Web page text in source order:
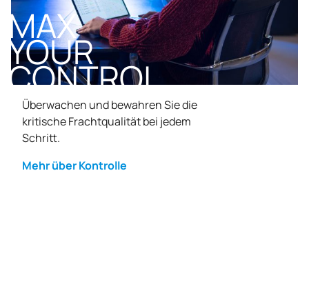
MAX
YOUR
CONTROL
Überwachen und bewahren Sie die
kritische Frachtqualität bei jedem
Schritt.
Mehr über Kontrolle